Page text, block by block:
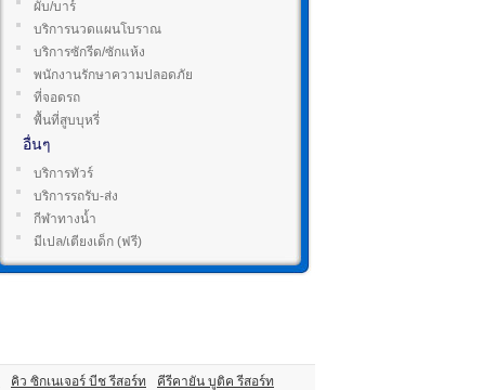
ผับ/บาร์
บริการนวดแผนโบราณ
บริการซักรีด/ซักแห้ง
พนักงานรักษาความปลอดภัย
ที่จอดรถ
พื้นที่สูบบุหรี่
อื่นๆ
บริการทัวร์
บริการรถรับ-ส่ง
กีฬาทางน้ำ
มีเปล/เตียงเด็ก (ฟรี)
คิว ซิกเนเจอร์ บีช รีสอร์ท คีรีคายัน บูติค รีสอร์ท